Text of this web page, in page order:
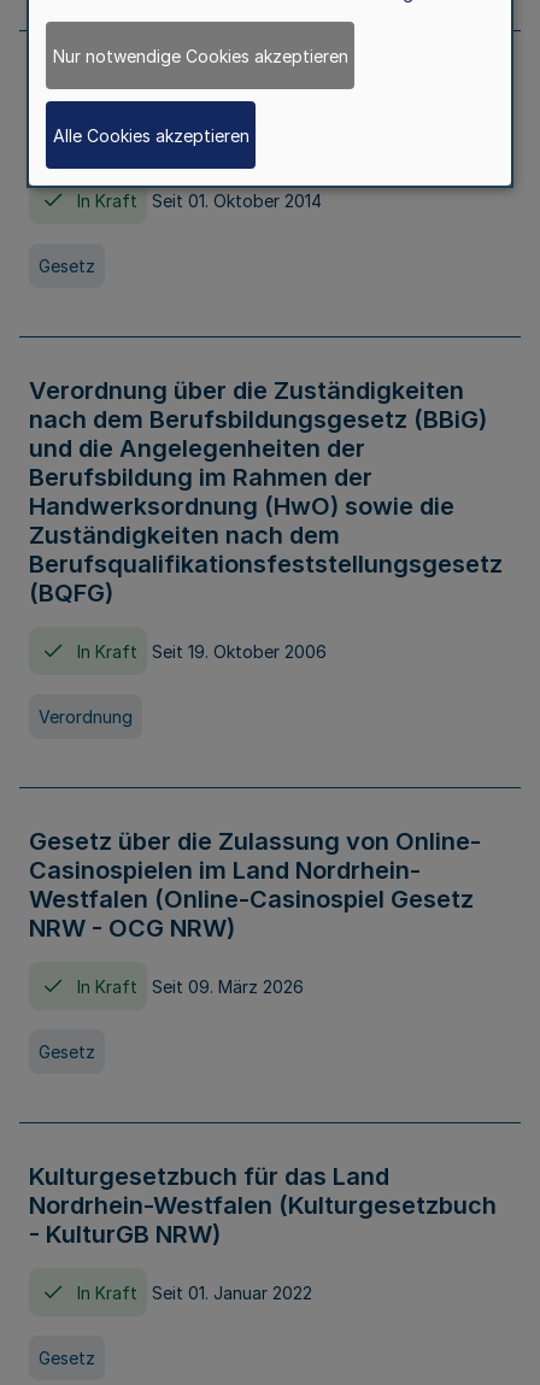
Gesetz über die Hochschulen des Landes
Nordrhein-Westfalen (Hochschulgesetz -
HG)
In Kraft Seit 01. Oktober 2014
Gesetz
Verordnung über die Zuständigkeiten
nach dem Berufsbildungsgesetz (BBiG)
und die Angelegenheiten der
Berufsbildung im Rahmen der
Handwerksordnung (HwO) sowie die
Zuständigkeiten nach dem
Berufsqualifikationsfeststellungsgesetz
(BQFG)
In Kraft Seit 19. Oktober 2006
Verordnung
Gesetz über die Zulassung von Online-
Casinospielen im Land Nordrhein-
Westfalen (Online-Casinospiel Gesetz
NRW - OCG NRW)
In Kraft Seit 09. März 2026
Gesetz
Kulturgesetzbuch für das Land
Nordrhein-Westfalen (Kulturgesetzbuch
- KulturGB NRW)
In Kraft Seit 01. Januar 2022
Gesetz
Nur notwendige Cookies akzeptieren
Alle Cookies akzeptieren